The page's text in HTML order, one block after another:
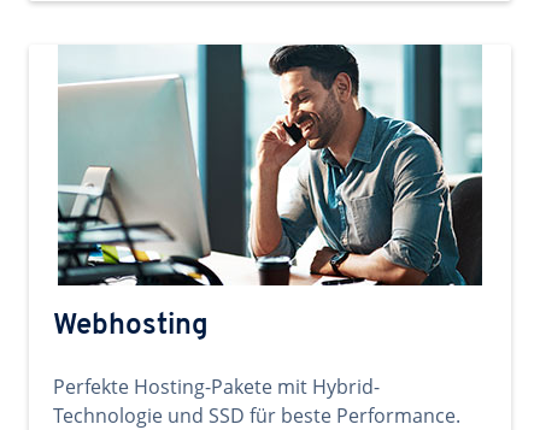
Webhosting
Perfekte Hosting-Pakete mit Hybrid-
Technologie und SSD für beste Performance.